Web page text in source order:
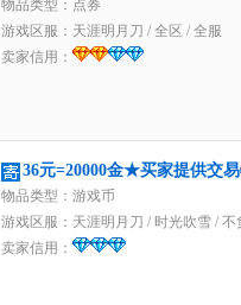
物品类型：点券
游戏区服： 天涯明月刀 / 全区 / 全服
卖家信用：
36元=20000金★买家提供交
物品类型：游戏币
游戏区服： 天涯明月刀 / 时光吹雪 / 不
卖家信用：